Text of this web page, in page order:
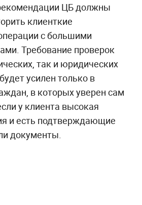
ЦБ должны
клиенткие
с большими
Требование проверок
так и юридических
усилен только в
в которых уверен сам
у клиента высокая
и есть подтверждающие
документы.